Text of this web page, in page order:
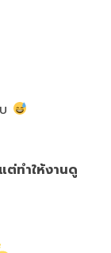
ต่ทำให้งานดู